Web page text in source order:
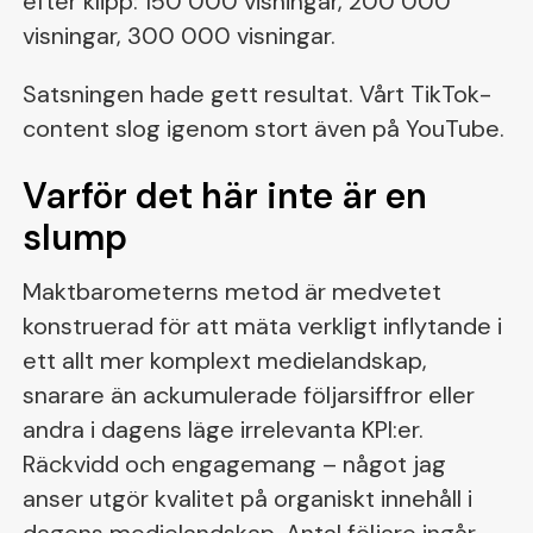
visningar, 300 000 visningar.
Satsningen hade gett resultat. Vårt TikTok-
content slog igenom stort även på YouTube.
Varför det här inte är en
slump
Maktbarometerns metod är medvetet
konstruerad för att mäta verkligt inflytande i
ett allt mer komplext medielandskap,
snarare än ackumulerade följarsiffror eller
andra i dagens läge irrelevanta KPI:er.
Räckvidd och engagemang – något jag
anser utgör kvalitet på organiskt innehåll i